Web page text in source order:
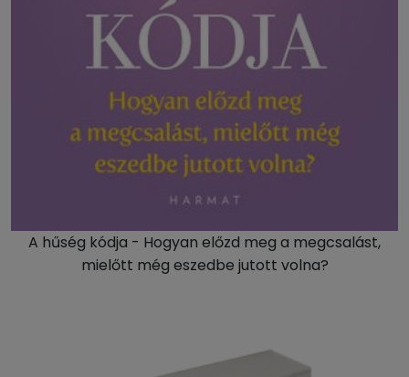
A hűség kódja - Hogyan előzd meg a megcsalást,
mielőtt még eszedbe jutott volna?